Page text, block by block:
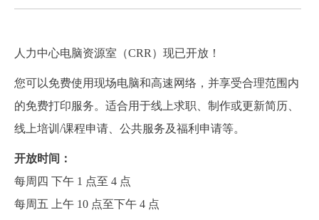
人力中心电脑资源室（CRR）现已开放！
您可以免费使用现场电脑和高速网络，并享受合理范围内
的免费打印服务。适合用于线上求职、制作或更新简历、
线上培训/课程申请、公共服务及福利申请等。
开放时间：
每周四 下午 1 点至 4 点
每周五 上午 10 点至下午 4 点